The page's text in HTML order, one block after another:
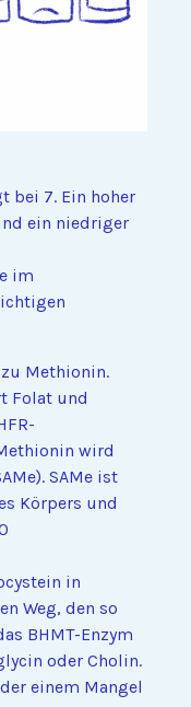
bei 7. Ein hoher
ein niedriger
im
Methionin.
Folat und
wird
SAMe ist
Körpers und
in
Weg, den so
BHMT-Enzym
oder Cholin.
einem Mangel